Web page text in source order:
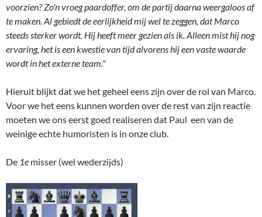
voorzien? Zo'n vroeg paardoffer, om de partij daarna weergaloos af
te maken. Al gebiedt de eerlijkheid mij wel te zeggen, dat Marco
steeds sterker wordt. Hij heeft meer gezien als ik. Alleen mist hij nog
ervaring, het is een kwestie van tijd alvorens hij een vaste waarde
wordt in het externe team."
Hieruit blijkt dat we het geheel eens zijn over de rol van Marco.
Voor we het eens kunnen worden over de rest van zijn reactie
moeten we ons eerst goed realiseren dat Paul een van de
weinige echte humoristen is in onze club.
De 1e misser (wel wederzijds)